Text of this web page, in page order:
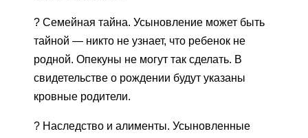
? Семейная тайна. Усыновление может быть
тайной — никто не узнает, что ребенок не
родной. Опекуны не могут так сделать. В
свидетельстве о рождении будут указаны
кровные родители.
? Наследство и алименты. Усыновленные